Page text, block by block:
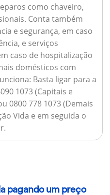
como chaveiro,
Conta também
e segurança, em caso
e serviços
caso de hospitalização
domésticos com
Basta ligar para a
1073 (Capitais e
0800 778 1073 (Demais
Vida e em seguida o
pagando um preço